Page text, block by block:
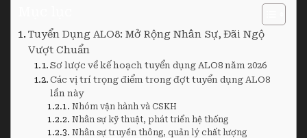
Tuyển Dụng ALO8: Mở Rộng Nhân Sự, Đãi Ngộ
Vượt Chuẩn
Sơ lược về kế hoạch tuyển dụng ALO8 năm 2026
Các vị trí trọng điểm trong đợt tuyển dụng ALO8
lần này
Nhóm vận hành và CSKH
Nhân sự kỹ thuật, phát triển hệ thống
Nhân sự truyền thông, quản lý chất lượng